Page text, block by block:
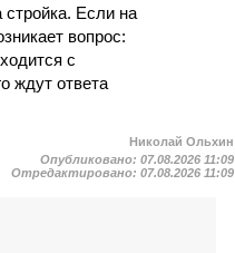
Если на
вопрос:
с
ждут ответа
Николай Ольхин
Опубликовано:07.08.2026 11:09
Отредактировано:07.08.2026 11:09